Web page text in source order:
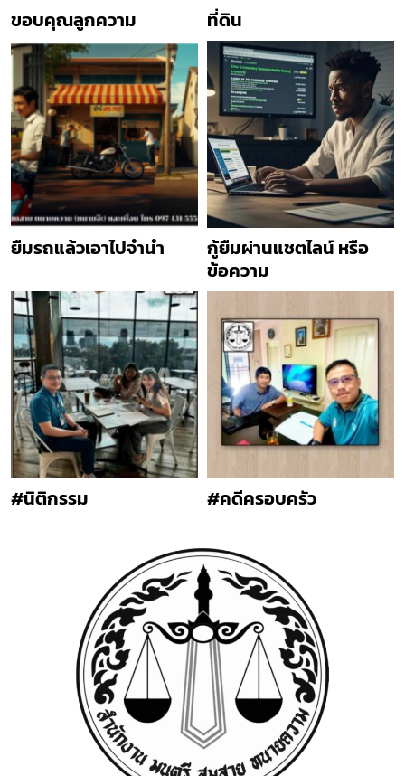
ขอบคุณลูกความ ที่ดิน
ยืมรถแล้วเอาไปจำนำ
กู้ยืมผ่านแชตไลน์ หรือ
ข้อความ
#นิติกรรม #คดีครอบครัว